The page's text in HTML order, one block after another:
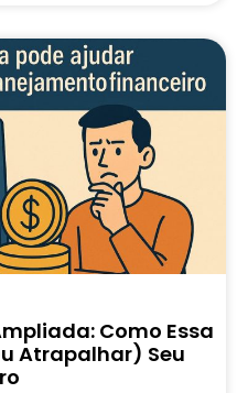
Como Essa
Atrapalhar) Seu